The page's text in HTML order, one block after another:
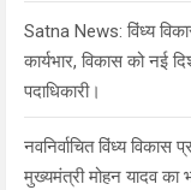
Satna News: विंध्य
कार्यभार, विकास को नई
पदाधिकारी।
नवनिर्वाचित विंध्य विकास
मुख्यमंत्री मोहन यादव का